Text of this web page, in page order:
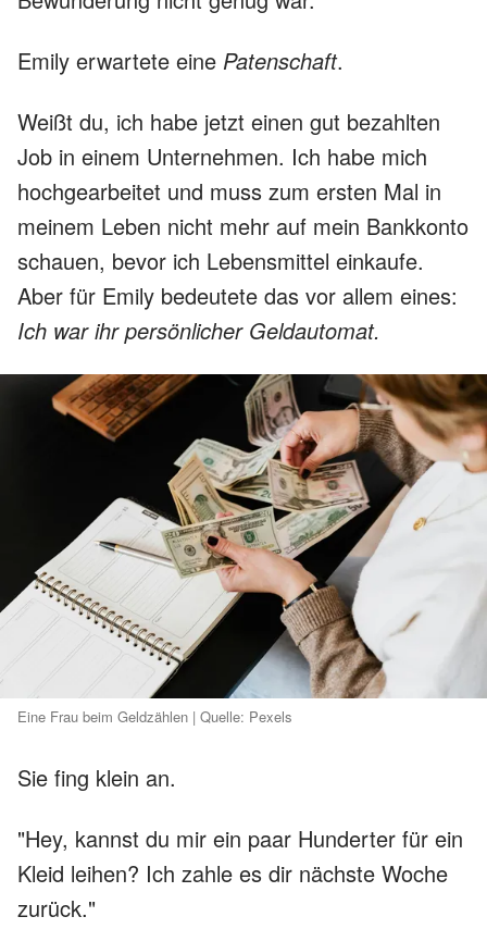
Emily erwartete eine Patenschaft.
Weißt du, ich habe jetzt einen gut bezahlten
Job in einem Unternehmen. Ich habe mich
hochgearbeitet und muss zum ersten Mal in
meinem Leben nicht mehr auf mein Bankkonto
schauen, bevor ich Lebensmittel einkaufe.
Aber für Emily bedeutete das vor allem eines:
Ich war ihr persönlicher Geldautomat.
Eine Frau beim Geldzählen | Quelle: Pexels
Sie fing klein an.
"Hey, kannst du mir ein paar Hunderter für ein
Kleid leihen? Ich zahle es dir nächste Woche
zurück."